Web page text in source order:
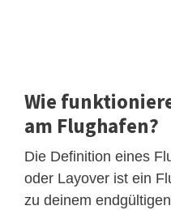
Wie
am Flughafen?
Die Definition eines
oder Layover ist ein
zu deinem